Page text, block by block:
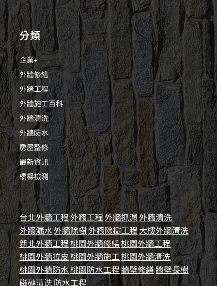
分類
企業+
外牆修繕
外牆工程
外牆施工百科
外牆清洗
外牆防水
房屋整修
最新資訊
橋樑檢測
台北外牆工程外牆工程外牆抓漏 外牆清洗
外牆漏水 外牆除樹外牆除樹工程大樓外牆清洗
新北外牆工程桃園外牆修繕桃園外牆工程
桃園外牆拉皮桃園外牆施工桃園外牆清洗
桃園外牆防水桃園防水工程牆壁修繕牆壁長樹
磁磚清洗防水工程